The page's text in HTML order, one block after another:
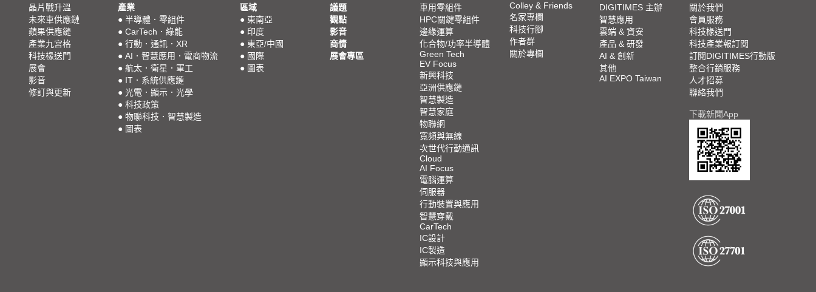
晶片戰升溫
未來車供應鏈
蘋果供應鏈
產業九宮格
科技椽送門
展會
影音
修訂與更新
產業
● 半導體．零組件
● CarTech．綠能
● 行動．通訊．XR
● AI．智慧應用．電商物流
● 航太．衛星．軍工
● IT．系統供應鏈
● 光電．顯示．光學
● 科技政策
● 物聯科技．智慧製造
● 圖表
區域
● 東南亞
● 印度
● 東亞/中國
● 國際
● 圖表
議題
觀點
影音
商情
展會專區
車用零組件
HPC關鍵零組件
邊緣運算
化合物/功率半導體
Green Tech
EV Focus
新興科技
亞洲供應鏈
智慧製造
智慧家庭
物聯網
寬頻與無線
次世代行動通訊
Cloud
AI Focus
電腦運算
伺服器
行動裝置與應用
智慧穿戴
CarTech
IC設計
IC製造
顯示科技與應用
Colley & Friends
名家專欄
科技行腳
作者群
關於專欄
DIGITIMES 主辦
智慧應用
雲端 & 資安
產品 & 研發
AI & 創新
其他
AI EXPO Taiwan
關於我們
會員服務
科技椽送門
科技產業報訂閱
訂閱DIGITIMES行動版
整合行銷服務
人才招募
聯絡我們
下載新聞App